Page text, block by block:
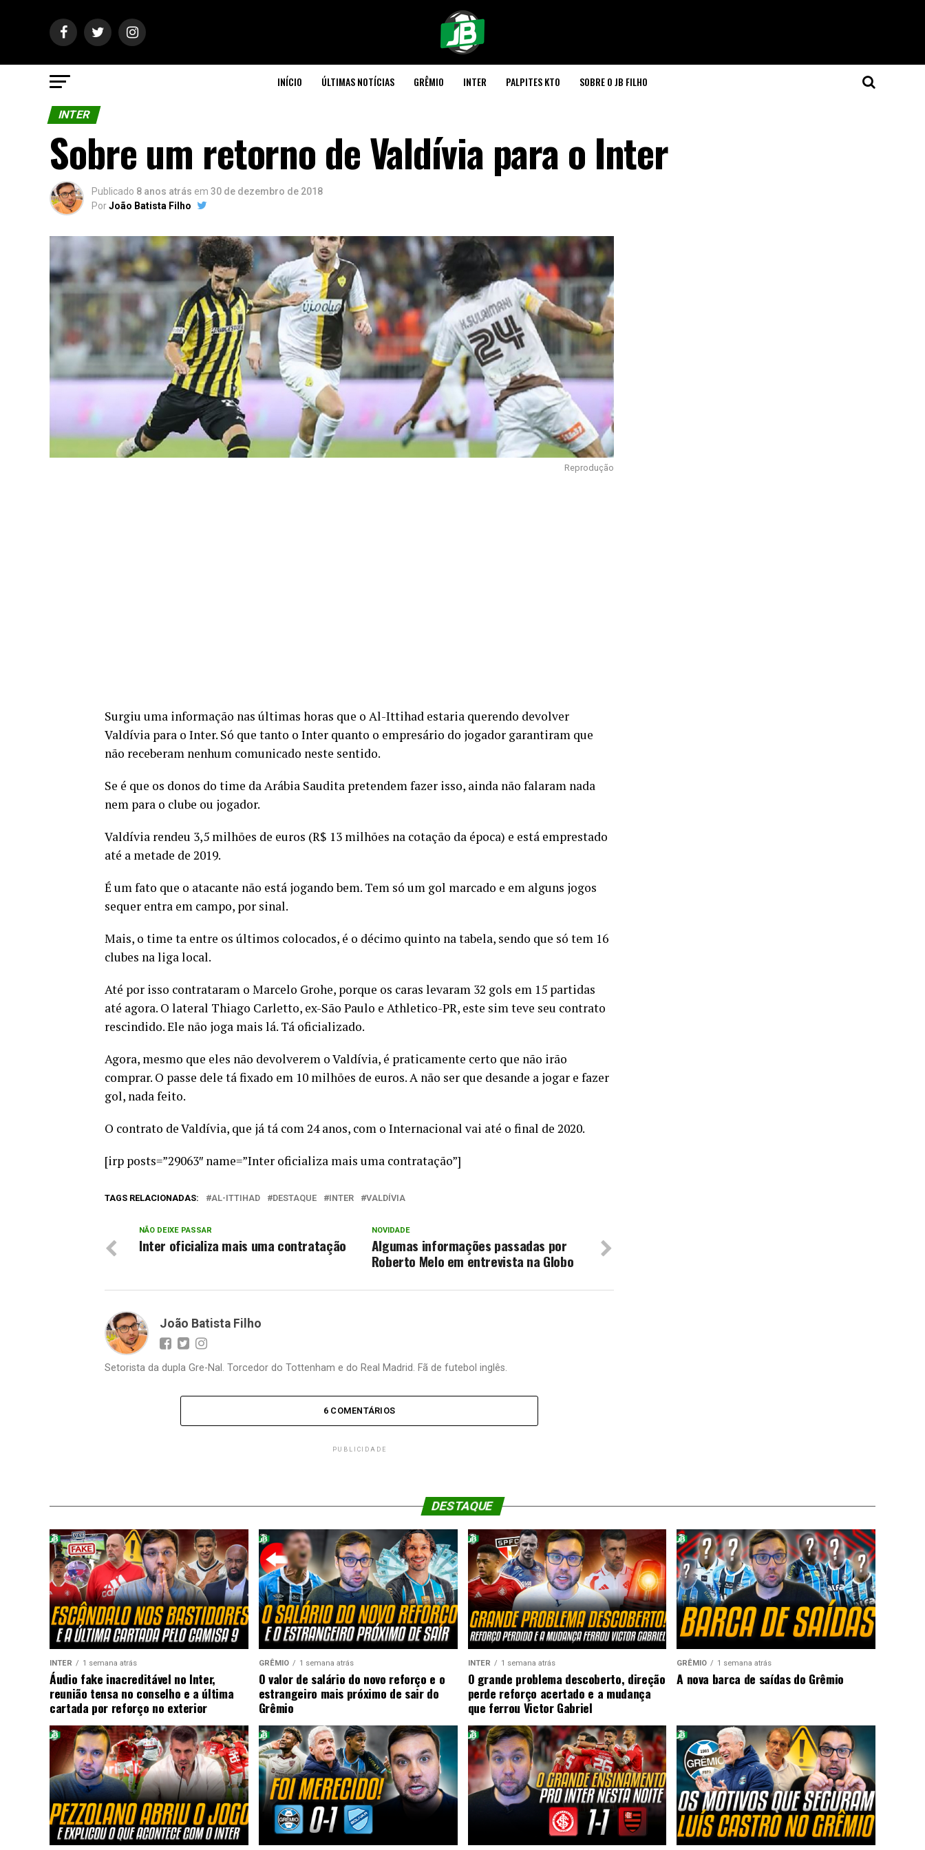
INÍCIO ÚLTIMAS NOTÍCIAS GRÊMIO INTER PALPITES KTO SOBRE O JB FILHO
INTER
Sobre um retorno de Valdívia para o Inter
Publicado 8 anos atrás em 30 de dezembro de 2018
PorJoão Batista Filho
Reprodução
Surgiu uma informação nas últimas horas que o Al-Ittihad estaria querendo devolver
Valdívia para o Inter. Só que tanto o Inter quanto o empresário do jogador garantiram que
não receberam nenhum comunicado neste sentido.
Se é que os donos do time da Arábia Saudita pretendem fazer isso, ainda não falaram nada
nem para o clube ou jogador.
Valdívia rendeu 3,5 milhões de euros (R$ 13 milhões na cotação da época) e está emprestado
até a metade de 2019.
É um fato que o atacante não está jogando bem. Tem só um gol marcado e em alguns jogos
sequer entra em campo, por sinal.
Mais, o time ta entre os últimos colocados, é o décimo quinto na tabela, sendo que só tem 16
clubes na liga local.
Até por isso contrataram o Marcelo Grohe, porque os caras levaram 32 gols em 15 partidas
até agora. O lateral Thiago Carletto, ex-São Paulo e Athletico-PR, este sim teve seu contrato
rescindido. Ele não joga mais lá. Tá oficializado.
Agora, mesmo que eles não devolverem o Valdívia, é praticamente certo que não irão
comprar. O passe dele tá fixado em 10 milhões de euros. A não ser que desande a jogar e fazer
gol, nada feito.
O contrato de Valdívia, que já tá com 24 anos, com o Internacional vai até o final de 2020.
[irp posts=”29063″ name=”Inter oficializa mais uma contratação”]
TAGS RELACIONADAS: AL-ITTIHAD DESTAQUE INTER VALDÍVIA
NOVIDADE
Algumas informações passadas por
Roberto Melo em entrevista na Globo
NÃO DEIXE PASSAR
Inter oficializa mais uma contratação
João Batista Filho
Setorista da dupla Gre-Nal. Torcedor do Tottenham e do Real Madrid. Fã de futebol inglês.
6 COMENTÁRIOS
PUBLICIDADE
DESTAQUE
INTER 1 semana atrás
Áudio fake inacreditável no Inter,
reunião tensa no conselho e a última
cartada por reforço no exterior
GRÊMIO 1 semana atrás
O valor de salário do novo reforço e o
estrangeiro mais próximo de sair do
Grêmio
INTER 1 semana atrás
O grande problema descoberto, direção
perde reforço acertado e a mudança
que ferrou Victor Gabriel
GRÊMIO 1 semana atrás
A nova barca de saídas do Grêmio